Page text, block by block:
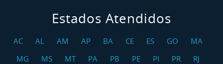
Estados Atendidos
AC AL AM AP BA CE ES GO
MA
MG
MS MT PA PB PE PI PR
RJ